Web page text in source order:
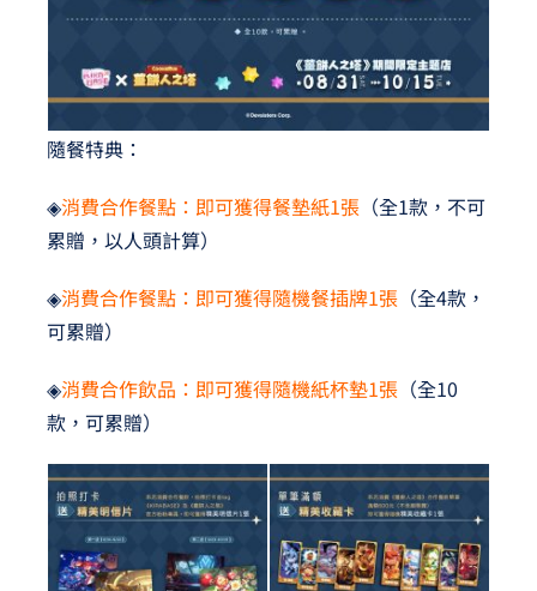
隨餐特典：
◈消費合作餐點：即可獲得餐墊紙1張（全1款，不可
累贈，以人頭計算）
◈消費合作餐點：即可獲得隨機餐插牌1張（全4款，
可累贈）
◈消費合作飲品：即可獲得隨機紙杯墊1張（全10
款，可累贈）